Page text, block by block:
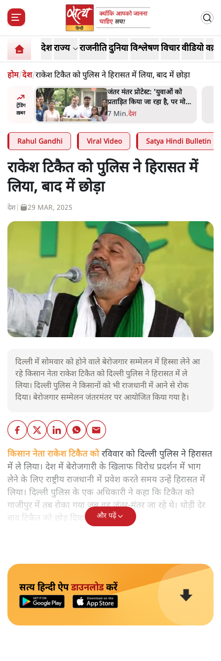
देशराज्य राजनीतिदुनियाविश्लेषणविचारवीडियो
होम/देश/राकेश टिकैत को पुलिस ने हिरासत में लिया, बाद में छोड़ा
ट्रेंडिंग
ख़बर
से
जंतर मंतर प्रोटेस्ट: 'युवाओं को
प्रताड़ित किया जा रहा है, पर मोदी-
शाह में बोलने की हिम्मत नहीं'-
7 Min.देश
Rahul Gandhi Viral Video Satya Hindi Bulletin
राकेश टिकैत को पुलिस ने हिरासत में
लिया, बाद में छोड़ा
देश 29 MAR, 2025
दिल्ली में सोमवार को होने वाले बेरोजगार सम्मेलन में हिस्सा लेने आ
रहे किसान नेता राकेश टिकैत को दिल्ली पुलिस ने हिरासत में ले
लिया। दिल्ली पुलिस ने किसानों को भी राजधानी में आने से रोक
दिया। बेरोजगार सम्मेलन जंतरमंतर पर आयोजित किया गया है।
किसान नेता राकेश टिकैत कोरविवार को दिल्ली पुलिस ने हिरासत
में ले लिया। देश में बेरोजगारी के खिलाफ विरोध प्रदर्शन में भाग
लेने के लिए राष्ट्रीय राजधानी में प्रवेश करते समय उन्हें हिरासत में
लिया। दिल्ली पुलिस के एक अधिकारी ने कहा कि टिकैत को
गाजीपुर में तब रोका गया जब वह जंतर-मंतर जा रहे थे। थोड़ी देर
बाद टिकैत को छोड़ दिया गया।और पढ़ें
सत्य हिन्दी ऐपडाउनलोडकरें